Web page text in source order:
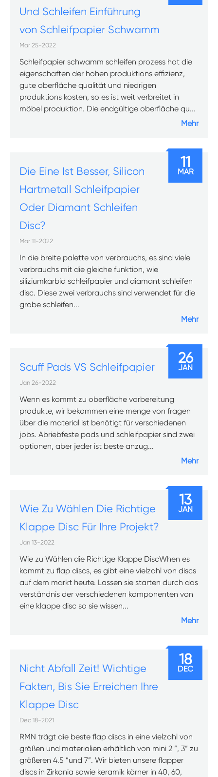
Und Schleifen Einführung
von Schleifpapier Schwamm
Mar 25-2022
Schleifpapier schwamm schleifen prozess hat die
eigenschaften der hohen produktions effizienz,
gute oberfläche qualität und niedrigen
produktions kosten, so es ist weit verbreitet in
möbel produktion. Die endgültige oberfläche qu...
Mehr
Die Eine Ist Besser, Silicon
Hartmetall Schleifpapier
Oder Diamant Schleifen
Disc?
Mar 11-2022
In die breite palette von verbrauchs, es sind viele
verbrauchs mit die gleiche funktion, wie
siliziumkarbid schleifpapier und diamant schleifen
disc. Diese zwei verbrauchs sind verwendet für die
grobe schleifen...
Mehr
11
MAR
Scuff Pads VS Schleifpapier
Jan 26-2022
Wenn es kommt zu oberfläche vorbereitung
produkte, wir bekommen eine menge von fragen
über die material ist benötigt für verschiedenen
jobs. Abriebfeste pads und schleifpapier sind zwei
optionen, aber jeder ist beste anzug...
Mehr
26
JAN
Wie Zu Wählen Die Richtige
Klappe Disc Für Ihre Projekt?
Jan 13-2022
Wie zu Wählen die Richtige Klappe DiscWhen es
kommt zu flap discs, es gibt eine vielzahl von discs
auf dem markt heute. Lassen sie starten durch das
verständnis der verschiedenen komponenten von
eine klappe disc so sie wissen...
Mehr
13
JAN
Nicht Abfall Zeit! Wichtige
Fakten, Bis Sie Erreichen Ihre
Klappe Disc
Dec 18-2021
RMN trägt die beste flap discs in eine vielzahl von
größen und materialien erhältlich von mini 2 ”, 3” zu
größeren 4.5 ”und 7”. Wir bieten unsere flapper
discs in Zirkonia sowie keramik körner in 40, 60,
18
DEC